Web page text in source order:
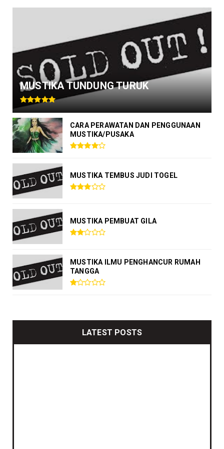
MUSTIKA TUNDUNG TURUK
CARA PERAWATAN DAN PENGGUNAAN
MUSTIKA/PUSAKA
MUSTIKA TEMBUS JUDI TOGEL
MUSTIKA PEMBUAT GILA
MUSTIKA ILMU PENGHANCUR RUMAH
TANGGA
LATEST POSTS